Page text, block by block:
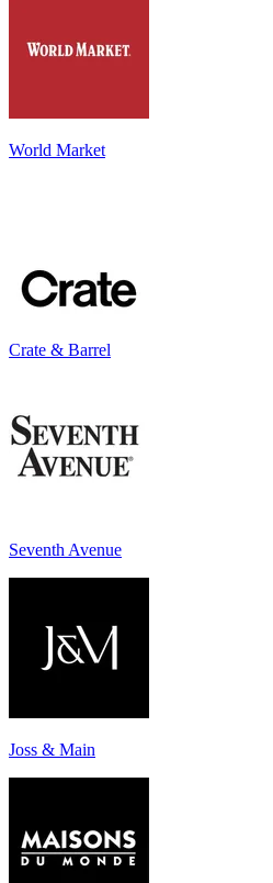
World Market
Crate & Barrel
Seventh Avenue
Joss & Main